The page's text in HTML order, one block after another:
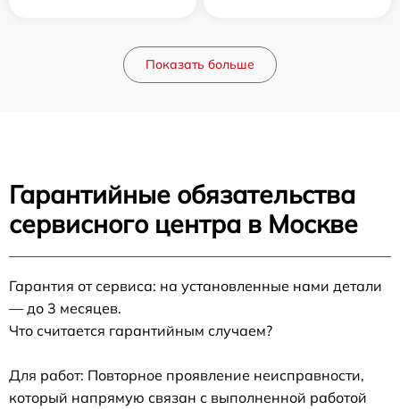
Показать больше
Гарантийные обязательства
сервисного центра в Москве
Гарантия от сервиса: на установленные нами детали
— до 3 месяцев.
Что считается гарантийным случаем?
Для работ: Повторное проявление неисправности,
который напрямую связан с выполненной работой